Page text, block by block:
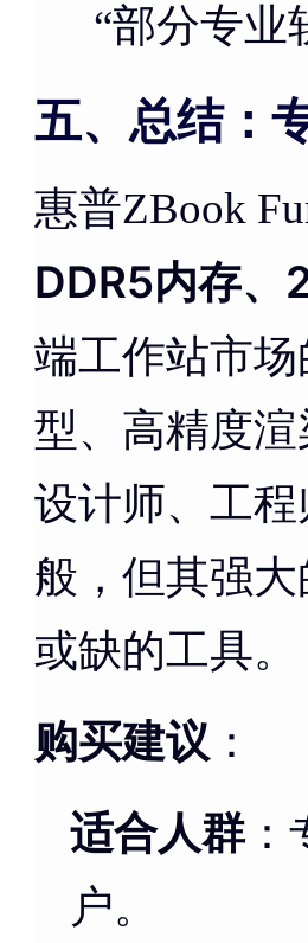
“部分专业
五、总结：
惠普ZBook
DDR5内存、
端工作站市
型、高精度
设计师、工
般，但其强
或缺的工具。
购买建议 ：
适合人群
户。